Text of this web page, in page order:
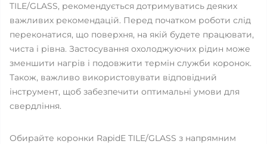
TILE/GLASS, рекомендується дотримуватись деяких
важливих рекомендацій. Перед початком роботи слід
переконатися, що поверхня, на якій будете працювати,
чиста і рівна. Застосування охолоджуючих рідин може
зменшити нагрів і подовжити термін служби коронок.
Також, важливо використовувати відповідний
інструмент, щоб забезпечити оптимальні умови для
свердління.
Обирайте коронки RapidE TILE/GLASS з напрямним